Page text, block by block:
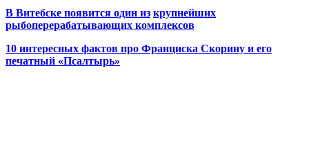
В Витебске появится один из крупнейших
рыбоперерабатывающих комплексов
10 интересных фактов про Франциска Скорину и его
печатный «Псалтырь»